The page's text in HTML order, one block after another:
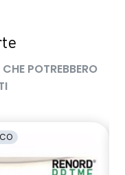
POTREBBERO